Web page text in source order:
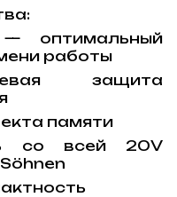
оптимальный
работы
защита
памяти
со всей 20V